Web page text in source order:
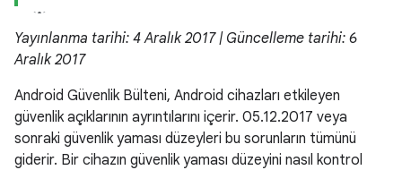
Yayınlanma tarihi: 4 Aralık 2017 | Güncelleme tarihi: 6
Aralık 2017
Android Güvenlik Bülteni, Android cihazları etkileyen
güvenlik açıklarının ayrıntılarını içerir. 05.12.2017 veya
sonraki güvenlik yaması düzeyleri bu sorunların tümünü
giderir. Bir cihazın güvenlik yaması düzeyini nasıl kontrol